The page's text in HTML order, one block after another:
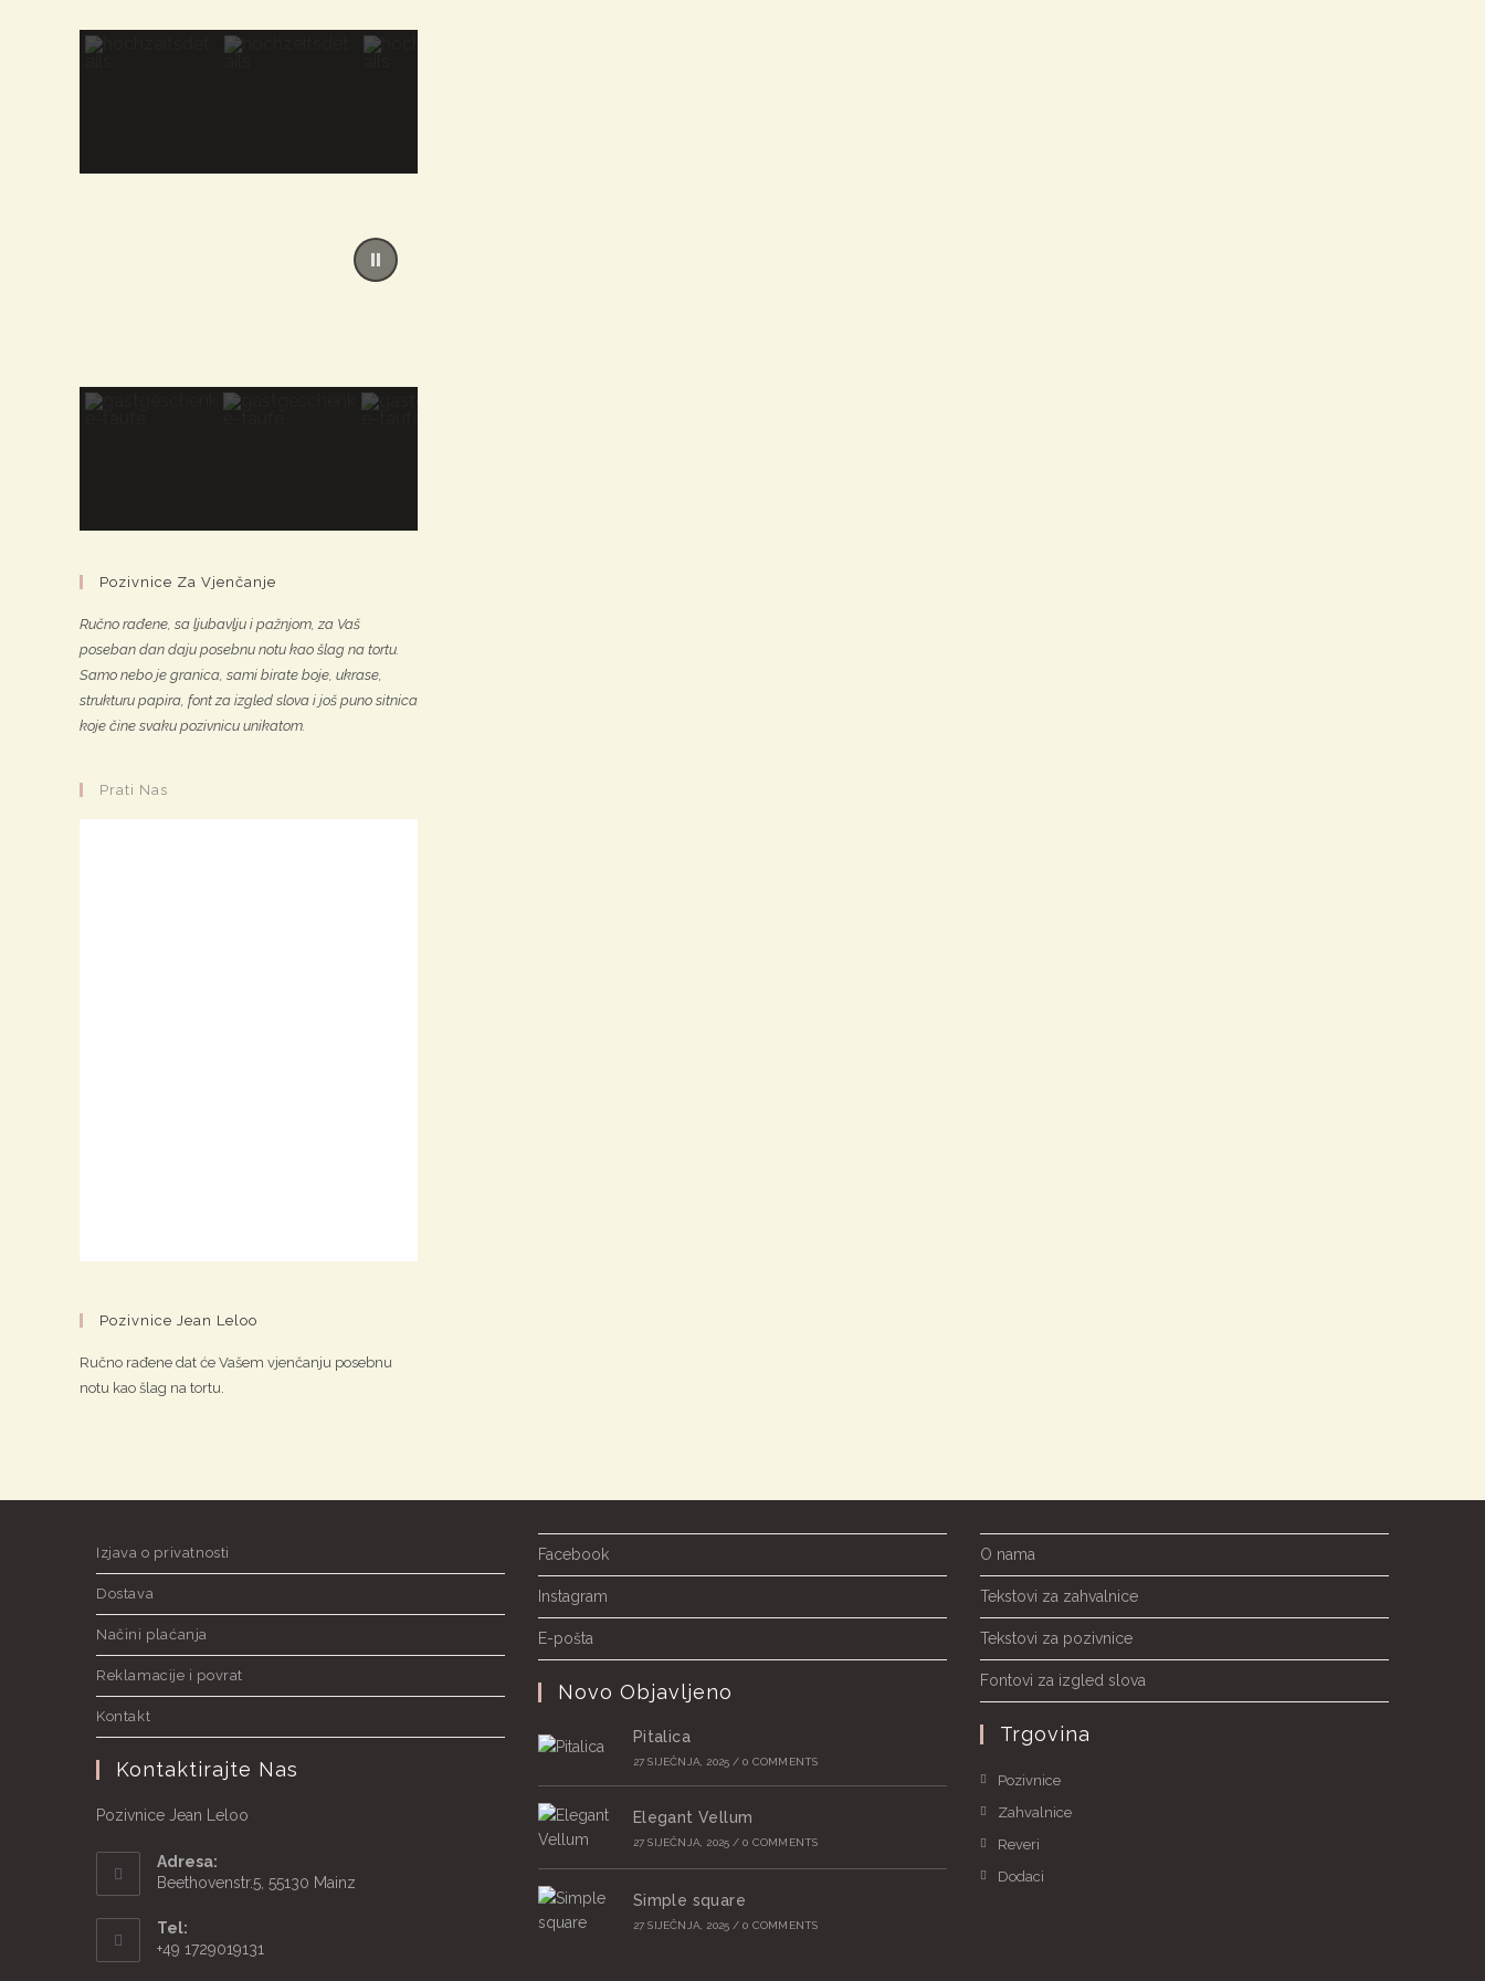
Pozivnice Za Vjenčanje
Ručno rađene, sa ljubavlju i pažnjom, za Vaš
poseban dan daju posebnu notu kao šlag na tortu.
Samo nebo je granica, sami birate boje, ukrase,
strukturu papira, font za izgled slova i još puno sitnica
koje čine svaku pozivnicu unikatom.
Prati Nas
Pozivnice Jean Leloo
Ručno rađene dat će Vašem vjenčanju posebnu
notu kao šlag na tortu.
Izjava o privatnosti
Dostava
Načini plaćanja
Reklamacije i povrat
Kontakt
Kontaktirajte Nas
Pozivnice Jean Leloo
Adresa:
Beethovenstr.5, 55130 Mainz
Tel:
+49 1729019131
Facebook
Instagram
E-pošta
Novo Objavljeno
Pitalica
27 SIJEČNJA, 2025 / 0 COMMENTS
Elegant Vellum
27 SIJEČNJA, 2025 / 0 COMMENTS
Simple square
27 SIJEČNJA, 2025 / 0 COMMENTS
O nama
Tekstovi za zahvalnice
Tekstovi za pozivnice
Fontovi za izgled slova
Trgovina
Pozivnice
Zahvalnice
Reveri
Dodaci